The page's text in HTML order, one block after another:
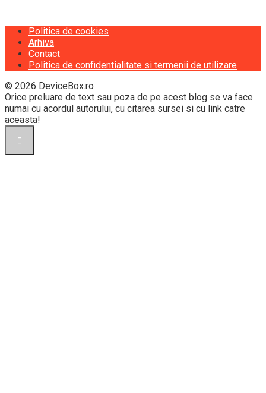
Politica de cookies
Arhiva
Contact
Politica de confidentialitate si termenii de utilizare
© 2026 DeviceBox.ro
Orice preluare de text sau poza de pe acest blog se va face
numai cu acordul autorului, cu citarea sursei si cu link catre
aceasta!